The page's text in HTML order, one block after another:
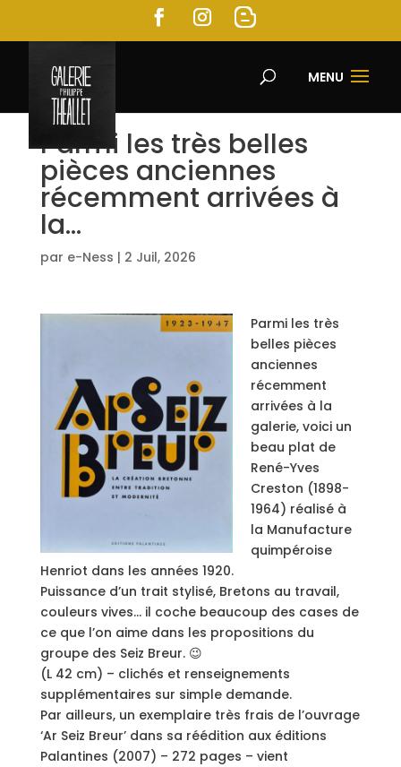
MENU
Parmi les très belles
pièces anciennes
récemment arrivées à
la…
par e-Ness | 2 Juil, 2026
Parmi les très
belles pièces
anciennes
récemment
arrivées à la
galerie, voici un
beau plat de
René-Yves
Creston (1898-
1964) réalisé à
la Manufacture
quimpéroise
Henriot dans les années 1920.
Puissance d’un trait stylisé, Bretons au travail,
couleurs vives… il coche beaucoup des cases de
ce que l’on aime dans les propositions du
groupe des Seiz Breur. 😉
(L 42 cm) – clichés et renseignements
supplémentaires sur simple demande.
Par ailleurs, un exemplaire très frais de l’ouvrage
‘Ar Seiz Breur’ dans sa réédition aux éditions
Palantines (2007) – 272 pages – vient